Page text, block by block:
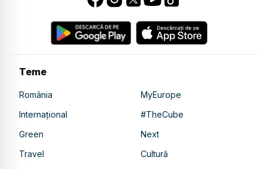
Teme
România
MyEurope
Internațional
#TheCube
Green
Next
Travel
Cultură